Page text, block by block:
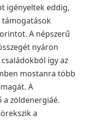
igényeltek eddig,
támogatások
A népszerű
nyáron
így az
mostanra több
A
a zöldenergiáé.
a